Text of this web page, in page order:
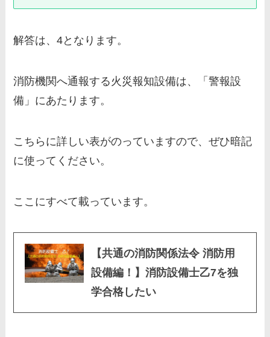
解答は、4となります。
消防機関へ通報する火災報知設備は、「警報設
備 」にあたります。
こちらに詳しい表がのっていますので、ぜひ暗記
に使ってください。
ここにすべて載っています。
【共通の消防関係法令 消防用
設備編！】消防設備士乙7を独
学合格したい